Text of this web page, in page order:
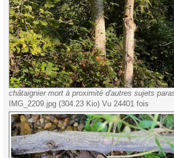
châtaignier mort à proximité d'autres sujets
IMG_2209.jpg (304.23 Kio) Vu 24401 fois